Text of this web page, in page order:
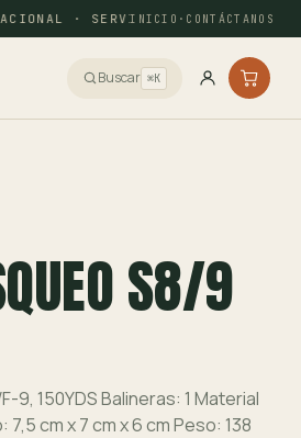
· SERVIENTREGA Y
INICIO · CONTÁCTANOS
Buscar ⌘K
S8/9
150YDS Balineras: 1 Material
cm x 7 cm x 6 cm Peso: 138